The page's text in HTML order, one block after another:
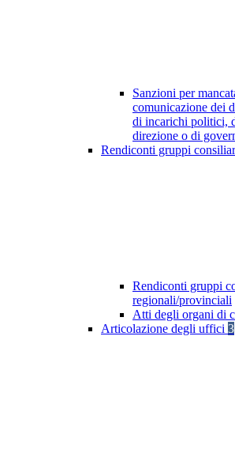
Sanzioni per
comunicazione dei
di incarichi politici,
direzione o di
Rendiconti gruppi
Rendiconti gruppi
regionali/provinciali
Atti degli organi di
Articolazione degli uffici 3